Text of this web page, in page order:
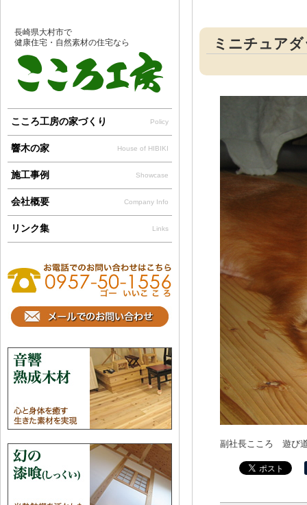
ミニチュア
副社長こころ 遊び
長崎県大村市で
健康住宅・自然素材の住宅なら
こころ工房の家づくり Policy
響木の家 House of HIBIKI
施工事例 Showcase
会社概要 Company Info
リンク集 Links